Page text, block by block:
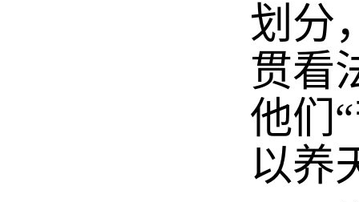
划分
贯看
他们
以养